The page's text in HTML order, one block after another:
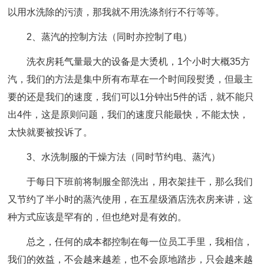
以用水洗除的污渍，那我就不用洗涤剂行不行等等。
2、蒸汽的控制方法（同时亦控制了电）
洗衣房耗气量最大的设备是大烫机，1个小时大概35方
汽，我们的方法是集中所有布草在一个时间段熨烫，但最主
要的还是我们的速度，我们可以1分钟出5件的话，就不能只
出4件，这是原则问题，我们的速度只能最快，不能太快，
太快就要被投诉了。
3、水洗制服的干燥方法（同时节约电、蒸汽）
于每日下班前将制服全部洗出，用衣架挂干，那么我们
又节约了半小时的蒸汽使用，在五星级酒店洗衣房来讲，这
种方式应该是罕有的，但也绝对是有效的。
总之，任何的成本都控制在每一位员工手里，我相信，
我们的效益，不会越来越差，也不会原地踏步，只会越来越